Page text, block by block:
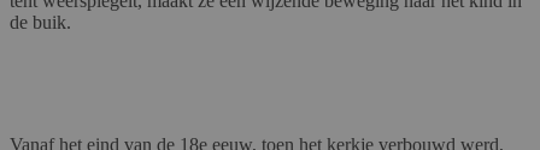
de buik.
Vanaf het eind van de 18e eeuw, toen het kerkje verbouwd werd,